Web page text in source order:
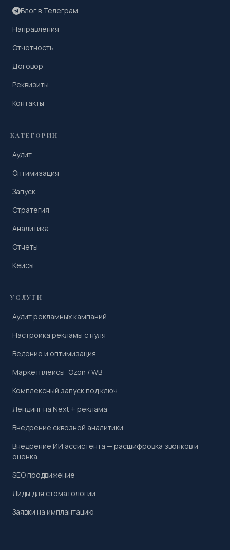
Блог в Телеграм
Направления
Отчетность
Договор
Реквизиты
Контакты
КАТЕГОРИИ
Аудит
Оптимизация
Запуск
Стратегия
Аналитика
Отчеты
Кейсы
УСЛУГИ
Аудит рекламных кампаний
Настройка рекламы с нуля
Ведение и оптимизация
Маркетплейсы: Ozon / WB
Комплексный запуск под ключ
Лендинг на Next + реклама
Внедрение сквозной аналитики
Внедрение ИИ ассистента — расшифровка звонков и
оценка
SEO продвижение
Лиды для стоматологии
Заявки на имплантацию